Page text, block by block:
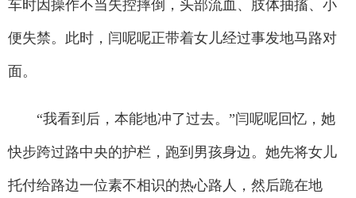
车时因操作不当失控摔倒，头部流血、肢体抽搐、小
便失禁。此时，闫呢呢正带着女儿经过事发地马路对
面。
“我看到后，本能地冲了过去。”闫呢呢回忆，她
快步跨过路中央的护栏，跑到男孩身边。她先将女儿
托付给路边一位素不相识的热心路人，然后跪在地